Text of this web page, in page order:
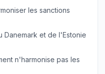
les sanctions
Danemark et de l'Estonie
n'harmonise pas les